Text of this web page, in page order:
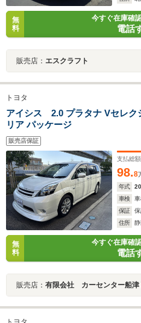
無
料
今すぐ在庫確
電話
販売店： エスクラフト
トヨタ
アイシス 2.0 プラタナ Vセレク
リア パッケージ
販売店保証
支払総額
98.8
年式
車検
保証
住所
無
料
今すぐ在庫確
電話
販売店： 有限会社 カーセンター船津